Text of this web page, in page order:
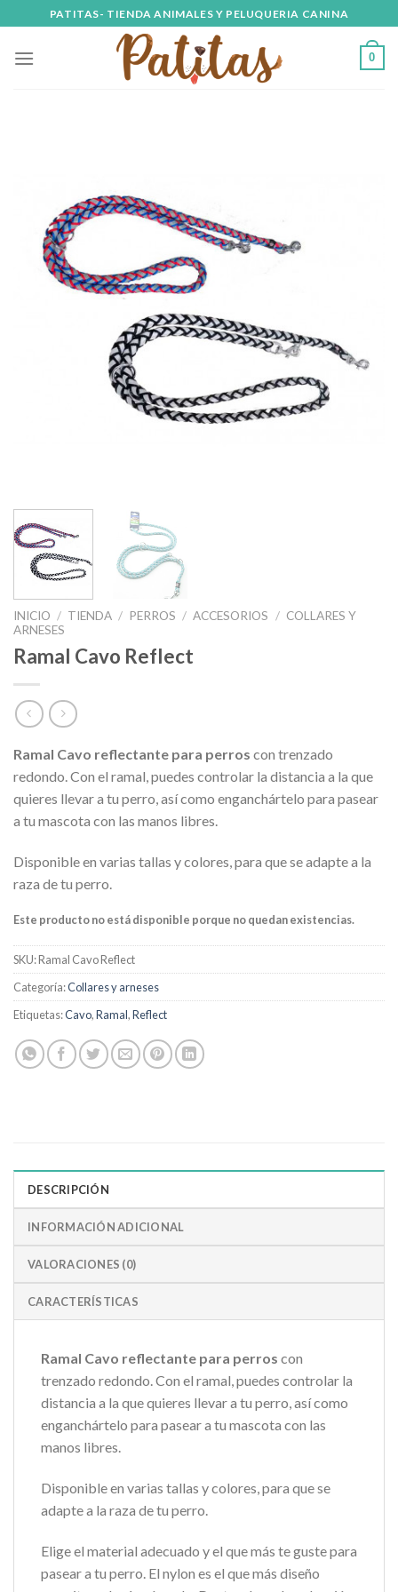
to
content
PATITAS- TIENDA ANIMALES Y PELUQUERIA CANINA
0
INICIO / TIENDA / PERROS / ACCESORIOS / COLLARES Y
ARNESES
Ramal Cavo Reflect
Ramal Cavo reflectante para perros con trenzado
redondo. Con el ramal, puedes controlar la distancia a la que
quieres llevar a tu perro, así como enganchártelo para pasear
a tu mascota con las manos libres.
Disponible en varias tallas y colores, para que se adapte a la
raza de tu perro.
Este producto no está disponible porque no quedan existencias.
SKU:Ramal Cavo Reflect
Categoría:Collares y arneses
Etiquetas:Cavo,Ramal,Reflect
DESCRIPCIÓN
INFORMACIÓN ADICIONAL
VALORACIONES (0)
CARACTERÍSTICAS
Ramal Cavo reflectante para perros con
trenzado redondo. Con el ramal, puedes controlar la
distancia a la que quieres llevar a tu perro, así como
enganchártelo para pasear a tu mascota con las
manos libres.
Disponible en varias tallas y colores, para que se
adapte a la raza de tu perro.
Elige el material adecuado y el que más te guste para
pasear a tu perro. El nylon es el que más diseño